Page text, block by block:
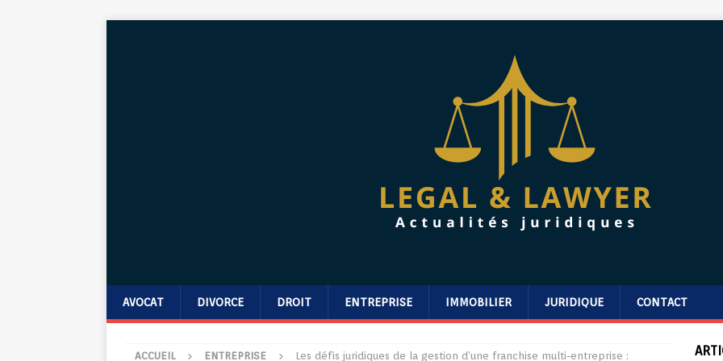
AVOCAT DIVORCE DROIT ENTREPRISE IMMOBILIER JURIDIQUE CONTACT
ACCUEIL ENTREPRISE
Les défis juridiques de la gestion d’une franchise multi-entreprise :